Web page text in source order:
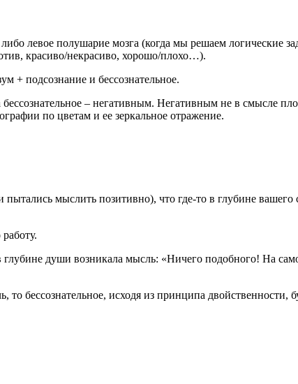
левое полушарие мозга (когда мы решаем логические
красиво/некрасиво, хорошо/плохо…).
+ подсознание и бессознательное.
– негативным. Негативным не в смысле
по цветам и ее зеркальное отражение.
мыслить позитивно), что где-то в глубине вашего
души возникала мысль: «Ничего подобного! На
бессознательное, исходя из принципа двойственности,